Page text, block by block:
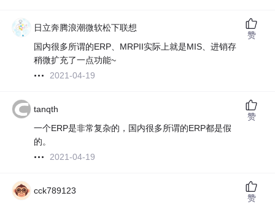
日立奔腾浪潮微软松下联想
国内很多所谓的ERP、MRPII实际上就是MIS、进销存
稍微扩充了一点功能~
2021-04-19
赞
tanqth
一个ERP是非常复杂的，国内很多所谓的ERP都是假
的。
2021-04-19
赞
cck789123
赞